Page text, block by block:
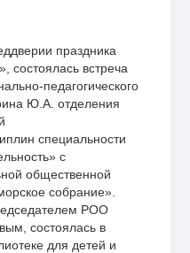
праздника
состоялась встреча
педагогического
Ю.А. отделения
специальности
с
общественной
собрание».
РОО
состоялась в
для детей и